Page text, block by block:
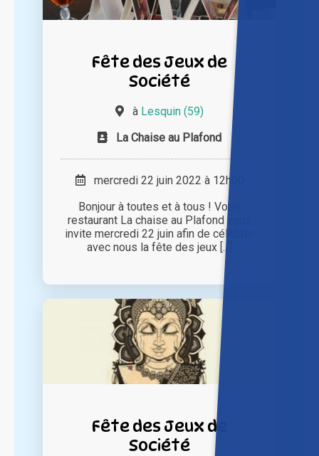
Fête des Jeux de
Société
à Lesquin (59)
La Chaise au Plafond
mercredi 22 juin 2022 à 12h00
Bonjour à toutes et à tous ! Votre
restaurant La chaise au Plafond vous
invite mercredi 22 juin afin de célébrer
avec nous la fête des jeux [...]
Fête des Jeux de
Société